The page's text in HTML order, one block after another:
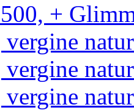
+
vergine
vergine
vergine